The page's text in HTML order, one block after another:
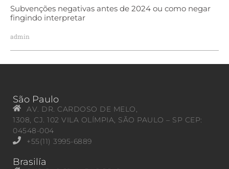
Subvenções negativas antes de 2024 ou como negar
fingindo interpretar
admin
São Paulo
AV. DR. CARDOSO DE MELO,
1308, CJ. 102 VILA OLÍMPIA, SÃO PAULO – SP CEP:
04548-004
+55(11) 3995-6889
Brasilía